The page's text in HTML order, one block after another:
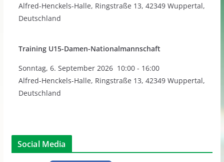
Alfred-Henckels-Halle, Ringstraße 13, 42349 Wuppertal,
Deutschland
Training U15-Damen-Nationalmannschaft
Sonntag, 6. September 2026 10:00- 16:00
Alfred-Henckels-Halle, Ringstraße 13, 42349 Wuppertal,
Deutschland
Social Media